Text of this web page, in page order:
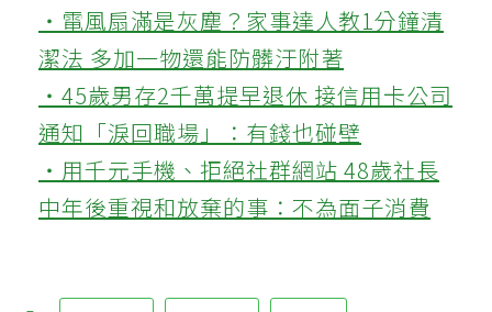
‧電風扇滿是灰塵？家事達人教1分鐘清
潔法 多加一物還能防髒汙附著
‧45歲男存2千萬提早退休 接信用卡公司
通知「淚回職場」：有錢也碰壁
‧用千元手機、拒絕社群網站 48歲社長
中年後重視和放棄的事：不為面子消費